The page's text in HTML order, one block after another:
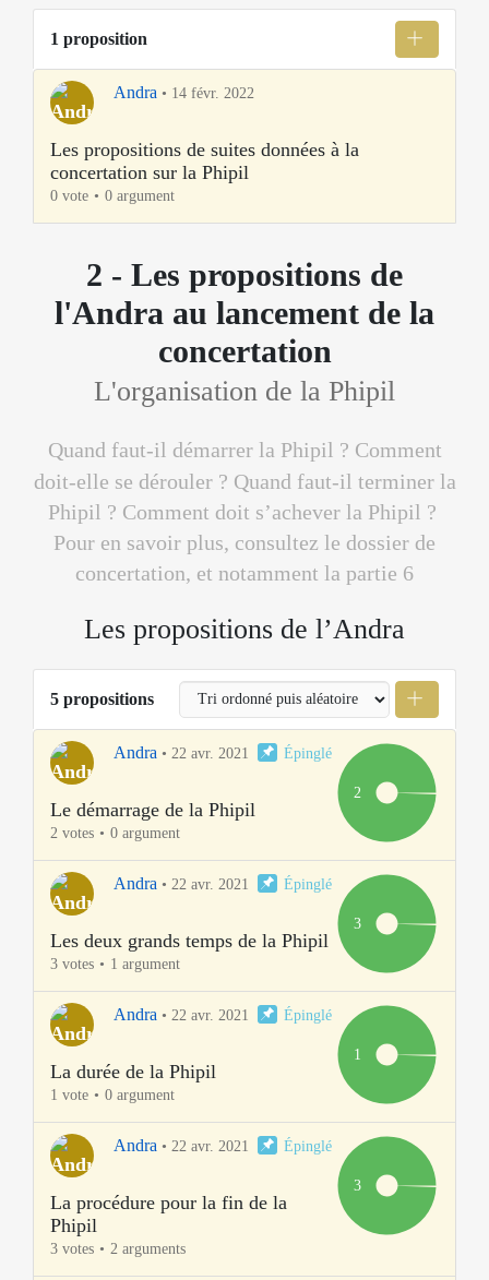
1 proposition
Andra • 14 févr. 2022
Les propositions de suites données à la
concertation sur la Phipil
0 vote 0 argument
2 - Les propositions de
l'Andra au lancement de la
concertation
L'organisation de la Phipil
Quand faut-il démarrer la Phipil ? Comment
doit-elle se dérouler ? Quand faut-il terminer la
Phipil ? Comment doit s’achever la Phipil ?
Pour en savoir plus, consultez le dossier de
concertation, et notamment la partie 6
Les propositions de l’Andra
5 propositions
Andra • 22 avr. 2021 Épinglé
Le démarrage de la Phipil
2 votes 0 argument
2
Andra • 22 avr. 2021 Épinglé
Les deux grands temps de la Phipil
3 votes 1 argument
3
Andra • 22 avr. 2021 Épinglé
La durée de la Phipil
1 vote 0 argument
1
Andra • 22 avr. 2021 Épinglé
La procédure pour la fin de la
Phipil
3 votes 2 arguments
3